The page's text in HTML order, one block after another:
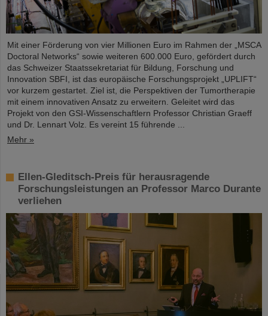
Mit einer Förderung von vier Millionen Euro im Rahmen der „MSCA
Doctoral Networks“ sowie weiteren 600.000 Euro, gefördert durch
das Schweizer Staatssekretariat für Bildung, Forschung und
Innovation SBFI, ist das europäische Forschungsprojekt „UPLIFT“
vor kurzem gestartet. Ziel ist, die Perspektiven der Tumortherapie
mit einem innovativen Ansatz zu erweitern. Geleitet wird das
Projekt von den GSI-Wissenschaftlern Professor Christian Graeff
und Dr. Lennart Volz. Es vereint 15 führende ...
Mehr »
Ellen-Gleditsch-Preis für herausragende
Forschungsleistungen an Professor Marco Durante
verliehen